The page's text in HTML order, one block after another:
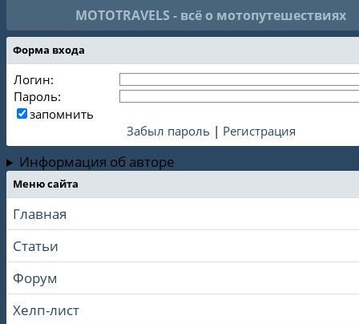
MOTOTRAVELS - всё о мотопутешествиях
Форма входа
Логин:
Пароль:
запомнить
Забыл пароль | Регистрация
Информация об авторе
Меню сайта
Главная
Статьи
Форум
Хелп-лист